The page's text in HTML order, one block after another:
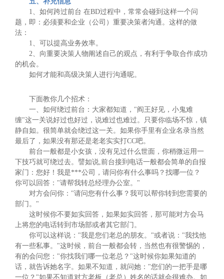
1、如何跨过前台 在BD过程中，常常会碰到这样一个问
题，即：必须要和企业（公司）重要决策者沟通。这样的做
法：
1、可以提高业务效率。
2、向重要决策人物阐述自己的观点，有利于争取合作成功
的机会。
如何才能和高级决策人进行沟通呢。
下面教你几个招术：
一、如何绕过前台：大家都知道，"阎王好见，小鬼难
缠"这一关说好过也好过，说难过也难过。只要你临场不惊，镇
静自如。很简单就会绕过这一关。如果你手里有企业名录当然
最后了，如果没有那还是老老实实打CC吧。
前台一般都是小女孩，没有见过什么世面，你稍微运用一
下技巧就可绕过去。譬如说,前台接到电话一般都会简单的自报
家门：您好！我是***公司，请问你有什么事吗？找哪一位？
你可以回答："请帮我转总经理办公室。"
对方会问你："请问您有什么事？我可以帮你转到您需要的
部门。"
这时候你不要如实回答，如果如实回答，那可能对方会马
上将您的电话转到市场部或者其它部门。
你可以这样说："我是您们老总的朋友。"或者说："我找他
有一些私事。"这时候，前台一般都会转，当然也有很警惕的，
有的会问您："你找我们哪一位老总？"这时候你如果知道的
话，就告诉她名字。如果不知道，就问她："您们的一把手是哪
一位？"如果不知道对方老板（老总）姓名的话就会很难办。如